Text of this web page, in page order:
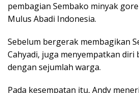
pembagian Sembako minyak
Mulus Abadi Indonesia.
Sebelum bergerak membagikan
Cahyadi, juga menyempatkan diri
dengan sejumlah warga.
Pada kesempatan itu, Andy